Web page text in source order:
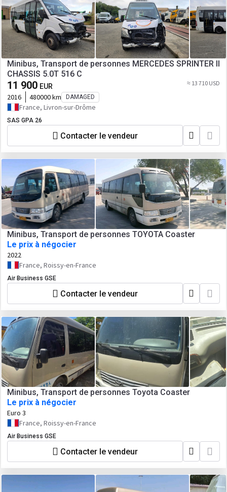
Minibus, Transport de personnes MERCEDES SPRINTER II
CHASSIS 5.0T 516 C
11 900 EUR ≈ 13 710 USD
2016 480000 km DAMAGED
France, Livron-sur-Drôme
SAS GPA 26
Contacter le vendeur
Minibus, Transport de personnes TOYOTA Coaster
Le prix à négocier
2022
France, Roissy-en-France
Air Business GSE
Contacter le vendeur
Minibus, Transport de personnes Toyota Coaster
Le prix à négocier
Euro 3
France, Roissy-en-France
Air Business GSE
Contacter le vendeur